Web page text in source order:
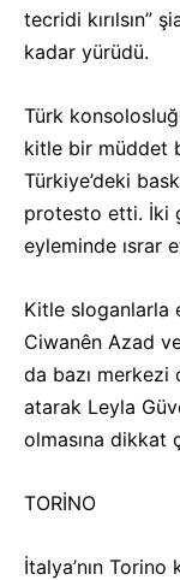
tecridi kırılsın”
kadar yürüdü.
Türk
kitle bir müddet
Türkiye’deki
protesto etti. İki
eyleminde ısrar
Kitle sloganlarla
Ciwanên Azad
da bazı
atarak Leyla
olmasına dikkat
TORİNO
İtalya’nın